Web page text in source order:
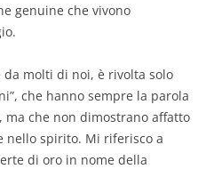
genuine che vivono
molti di noi, è rivolta solo
che hanno sempre la parola
ma che non dimostrano affatto
nello spirito. Mi riferisco a
di oro in nome della